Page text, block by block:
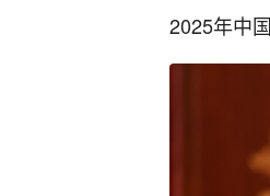
2025年中